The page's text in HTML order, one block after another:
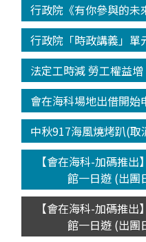
行政院《有你參與的未
行政院「時政講義」單
法定工時減 勞工權益增
會在海科場地出借開始
中秋917海風燒烤趴(取
【會在海科-加碼推
館一日遊 (出團
【會在海科-加碼推
館一日遊 (出團